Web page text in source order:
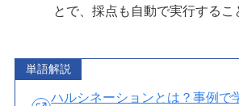
とで、採点も自動で実行するこ
単語解説
ハルシネーションとは？事例で